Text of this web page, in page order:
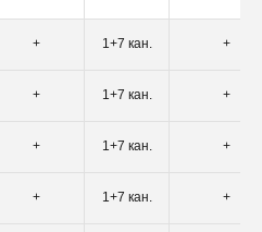
+ 1+7 кан. +
+ 1+7 кан. +
+ 1+7 кан. +
+ 1+7 кан. +